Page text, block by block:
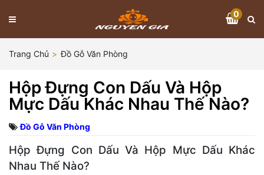
0
Trang Chủ Đồ Gỗ Văn Phòng
Hộp Đựng Con Dấu Và Hộp
Mực Dấu Khác Nhau Thế Nào?
Đồ Gỗ Văn Phòng
Hộp Đựng Con Dấu Và Hộp Mực Dấu Khác
Nhau Thế Nào?